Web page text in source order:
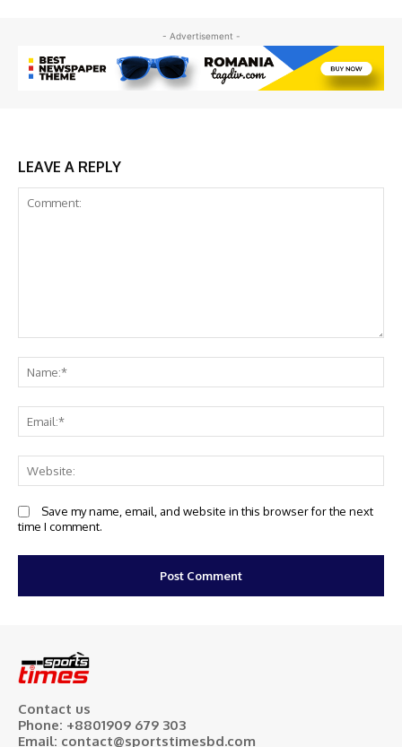
- Advertisement -
LEAVE A REPLY
Comment:
Save my name, email, and website in this browser for the next
time I comment.
Contact us
Phone: +8801909 679 303
Email: contact@sportstimesbd.com